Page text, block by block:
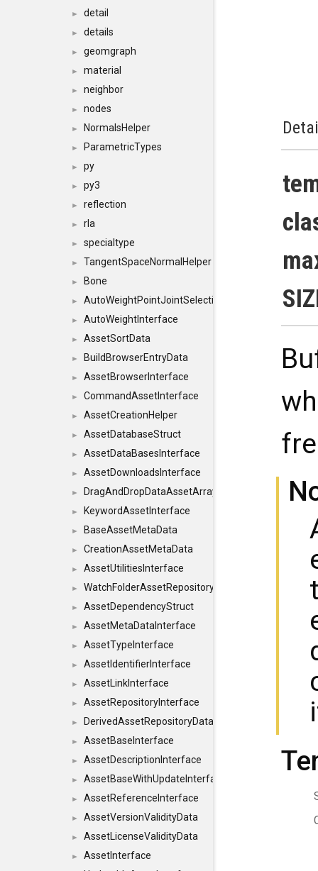
► detail
► details
► geomgraph
► material
► neighbor
► nodes
► NormalsHelper
► ParametricTypes
► py
► py3
► reflection
► rla
► specialtype
► TangentSpaceNormalHelper
► Bone
► AutoWeightPointJointSelections
► AutoWeightInterface
► AssetSortData
► BuildBrowserEntryData
► AssetBrowserInterface
► CommandAssetInterface
► AssetCreationHelper
► AssetDatabaseStruct
► AssetDataBasesInterface
► AssetDownloadsInterface
► DragAndDropDataAssetArray
► KeywordAssetInterface
► BaseAssetMetaData
► CreationAssetMetaData
► AssetUtilitiesInterface
► WatchFolderAssetRepositoryInterface
► AssetDependencyStruct
► AssetMetaDataInterface
► AssetTypeInterface
► AssetIdentifierInterface
► AssetLinkInterface
► AssetRepositoryInterface
► DerivedAssetRepositoryDataInterface
► AssetBaseInterface
► AssetDescriptionInterface
► AssetBaseWithUpdateInterface
► AssetReferenceInterface
► AssetVersionValidityData
► AssetLicenseValidityData
►
AssetInterface